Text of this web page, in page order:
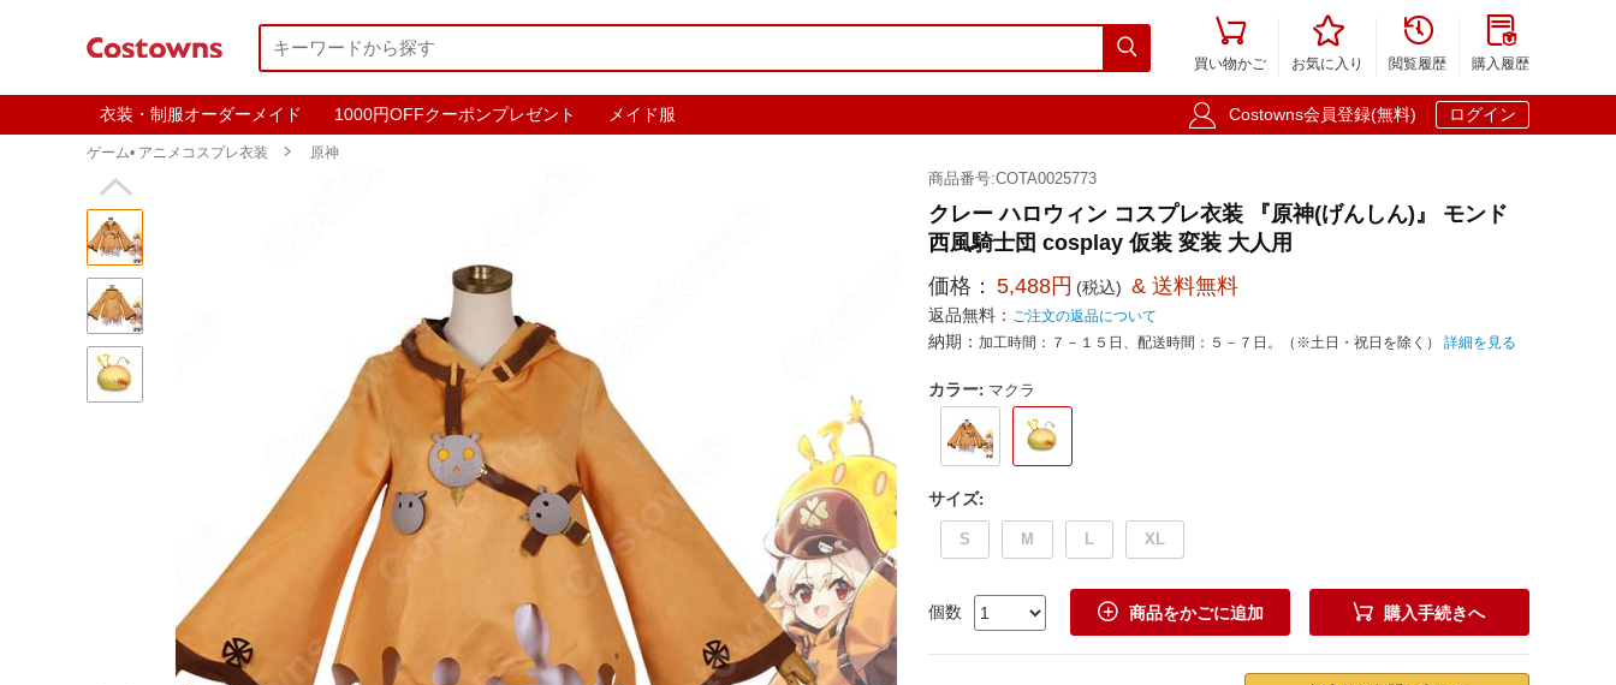


買い物かご

お気に入り

閲覧履歴

購入履歴
衣装・制服オーダーメイド 1000円OFFクーポンプレゼント メイド服  Costowns会員登録(無料) ログイン
ゲーム• アニメコスプレ衣装  原神
 商品番号:COTA0025773
クレー ハロウィン コスプレ衣装 『原神(げんしん)』 モンド
西風騎士団 cosplay 仮装 変装 大人用
価格： 5,488円 (税込) & 送料無料
返品無料： ご注文の返品について
納期： 加工時間：７－１５日、配送時間：５－７日。（※土日・祝日を除く） 詳細を見る
カラー: マクラ
サイズ:
S M L XL
個数  商品をかごに追加  購入手続きへ